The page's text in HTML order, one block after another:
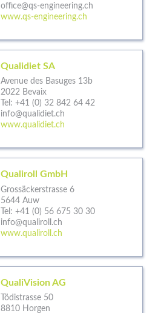
office@qs-engineering.ch
www.qs-engineering.ch
Qualidiet SA
Avenue des Basuges 13b
2022 Bevaix
Tel: +41 (0) 32 842 64 42
info@qualidiet.ch
www.qualidiet.ch
Qualiroll GmbH
Grossäckerstrasse 6
5644 Auw
Tel: +41 (0) 56 675 30 30
info@qualiroll.ch
www.qualiroll.ch
QualiVision AG
Tödistrasse 50
8810 Horgen